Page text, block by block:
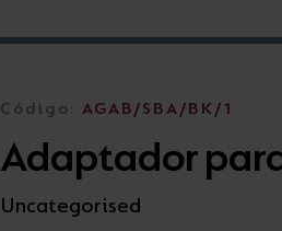
Retail
Áreas auxiliares
Showrooms
Trabaja con nosotros
Código: AGAB/SBA/BK/1
Adaptador
Uncategorised